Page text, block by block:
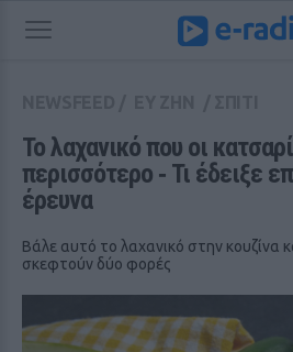
Το λαχανικό που οι
περισσότερο ‑ Τι έδειξε
έρευνα
Βάλε αυτό το λαχανικό στην κουζίνα
σκεφτούν δύο φορές